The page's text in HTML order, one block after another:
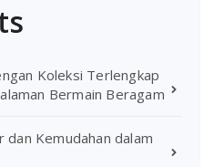
Koleksi Terlengkap
Bermain Beragam
dan Kemudahan dalam